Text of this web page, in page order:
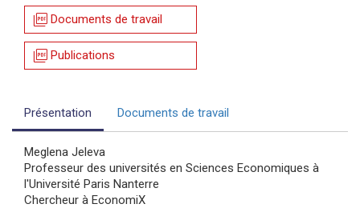
picture_as_pdf Documents de travail
picture_as_pdf Publications
Présentation Documents de travail
Meglena Jeleva
Professeur des universités en Sciences Economiques à
l'Université Paris Nanterre
Chercheur à EconomiX